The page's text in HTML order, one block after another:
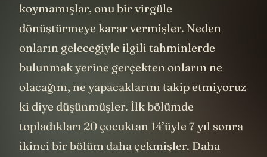
koymamışlar, onu bir virgüle
dönüştürmeye karar vermişler. Neden
onların geleceğiyle ilgili tahminlerde
bulunmak yerine gerçekten onların ne
olacağını, ne yapacaklarını takip etmiyoruz
ki diye düşünmüşler. İlk bölümde
topladıkları 20 çocuktan 14’üyle 7 yıl sonra
ikinci bir bölüm daha çekmişler. Daha